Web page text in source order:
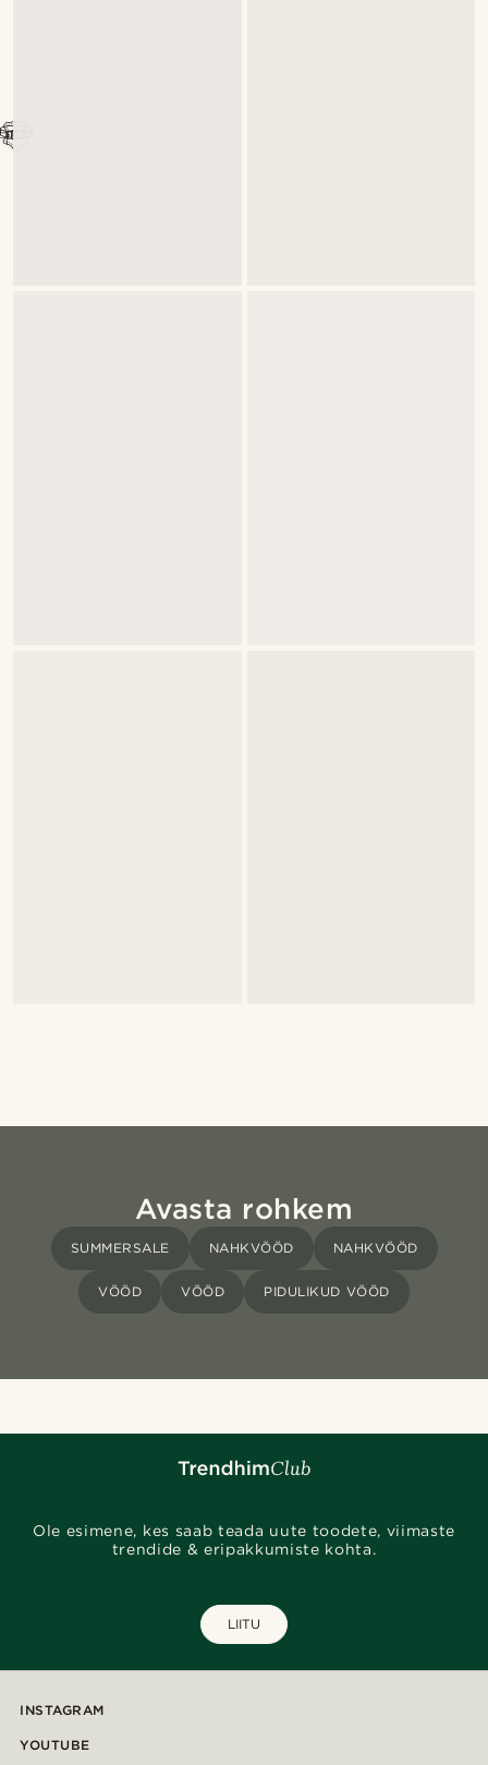
Avasta rohkem
SUMMERSALE NAHKVÖÖD NAHKVÖÖD
VÖÖD VÖÖD PIDULIKUD VÖÖD
Ole esimene, kes saab teada uute toodete, viimaste
trendide & eripakkumiste kohta.
LIITU
INSTAGRAM
YOUTUBE